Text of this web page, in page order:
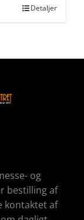
Detaljer
og
bestilling af
kontaktet af